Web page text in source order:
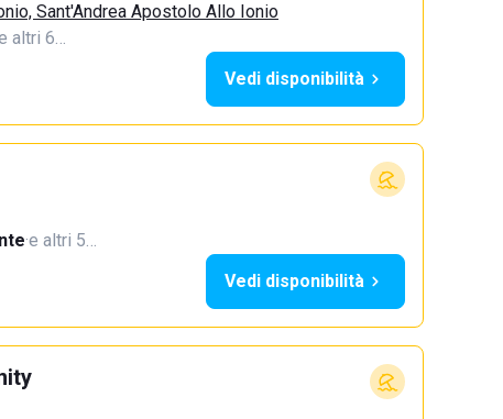
Sant'Andrea Apostolo Allo Ionio
altri 6…
Vedi disponibilità
·e altri 5…
Vedi disponibilità